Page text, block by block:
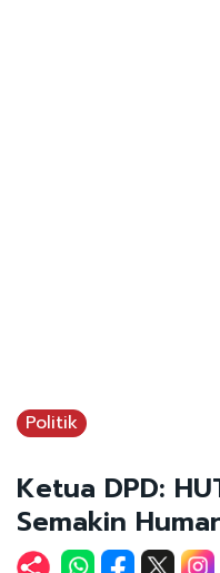
Politik
Ketua DPD:
Semakin